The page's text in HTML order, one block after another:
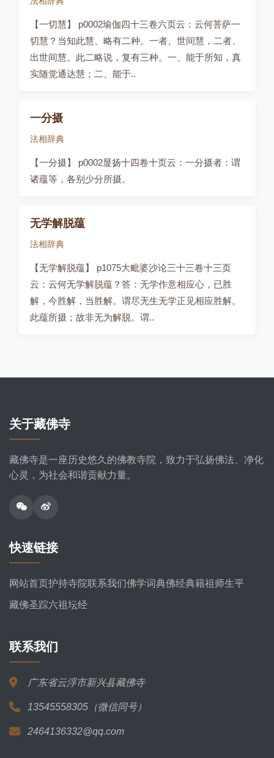
【一切慧】 p0002瑜伽四十三卷六页云：云何菩萨一
切慧？当知此慧、略有二种。一者、世间慧，二者、
出世间慧。此二略说，复有三种。一、能于所知，真
实随觉通达慧；二、能于..
一分摄
法相辞典
【一分摄】 p0002显扬十四卷十页云：一分摄者：谓
诸蕴等，各别少分所摄。
无学解脱蕴
法相辞典
【无学解脱蕴】 p1075大毗婆沙论三十三卷十三页
云：云何无学解脱蕴？答：无学作意相应心，已胜
解，今胜解，当胜解。谓尽无生无学正见相应胜解。
此蕴所摄；故非无为解脱。谓..
关于藏佛寺
藏佛寺是一座历史悠久的佛教寺院，致力于弘扬佛法、净化
心灵，为社会和谐贡献力量。
快速链接
网站首页护持寺院联系我们佛学词典佛经典籍祖师生平
藏佛圣踪六祖坛经
联系我们
广东省云浮市新兴县藏佛寺
13545558305（微信同号）
2464136332@qq.com